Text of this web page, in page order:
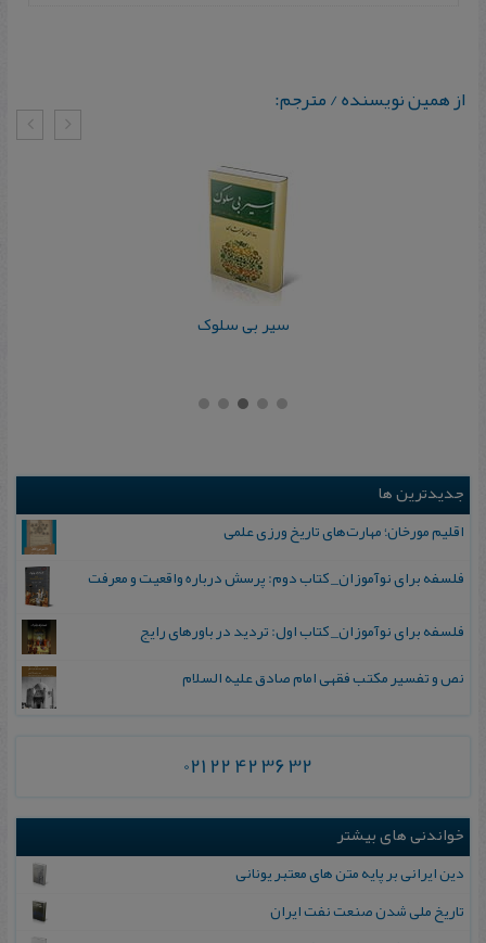
از همین نویسنده / مترجم:
سیر بی‌ سلوک‌
جدیدترین ها
اقلیم مورخان؛ مهارت‌های تاریخ ورزی علمی
فلسفه برای نوآموزان_ کتاب دوم: پرسش درباره واقعیت و معرفت
فلسفه برای نوآموزان_ کتاب اول: تردید در باورهای رایج
نص و تفسیر مکتب فقهی امام صادق علیه السلام
021 22 42 36 32
خواندنی های بیشتر
دین ایرانی بر پایه‌ متن های معتبر یونانی
تاریخ ملی شدن صنعت نفت ایران